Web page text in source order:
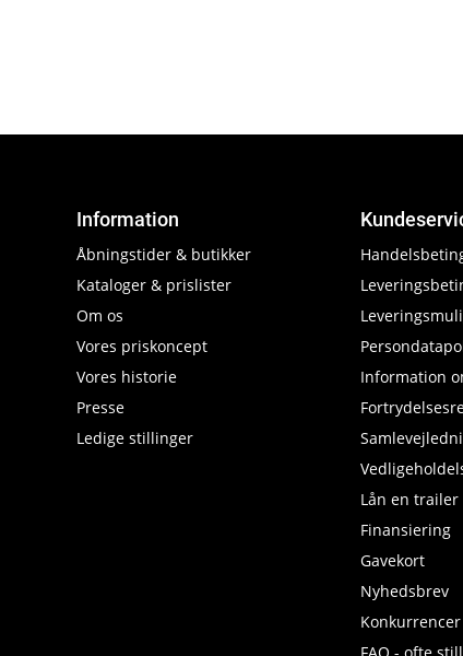
Information
Åbningstider & butikker
Kataloger & prislister
Om os
Vores priskoncept
Vores historie
Presse
Ledige stillinger
Information
Lån en trailer
Finansiering
Gavekort
Nyhedsbrev
Konkurrencer